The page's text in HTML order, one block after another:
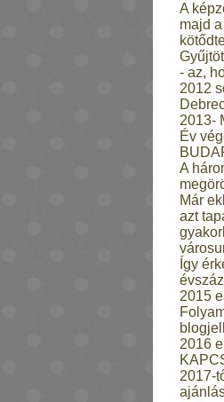
A
majd
- az,
2012
2013-
Év
A
Már
azt
Így
2015
2016
2017-